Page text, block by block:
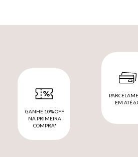
GANHE 10% OFF
NA PRIMEIRA
COMPRA*
EM ATÉ